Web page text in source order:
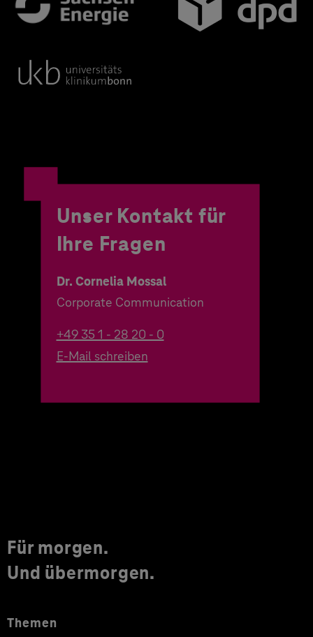
Unser Kontakt für
Ihre Fragen
Dr. Cornelia Mossal
Corporate Communication
+49 35 1 - 28 20 - 0
E-Mail schreiben
Für morgen.
Und übermorgen.
Themen